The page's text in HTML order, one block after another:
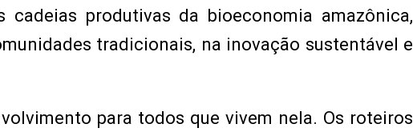
produtivas da bioeconomia amazônica,
tradicionais, na inovação sustentável e
para todos que vivem nela. Os roteiros